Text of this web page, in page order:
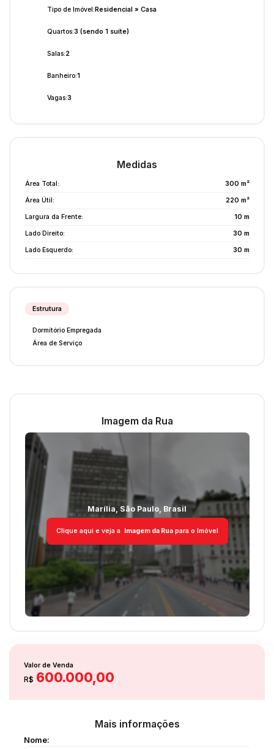
Tipo de Imóvel:Residencial » Casa
Quartos:3 (sendo 1 suíte)
Salas:2
Banheiro:1
Vagas:3
Medidas
Área Total: 300 m²
Área Útil: 220 m²
Largura da Frente: 10 m
Lado Direito: 30 m
Lado Esquerdo: 30 m
Estrutura
Dormitório Empregada
Área de Serviço
Imagem da Rua
Marília, São Paulo, Brasil
Clique aqui e veja a Imagem da Ruapara o Imóvel
R$ 600.000,00
Valor de Venda
Mais informações
Nome: